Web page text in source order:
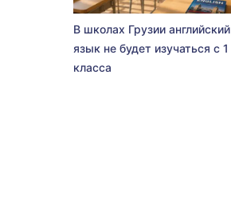
В школах Грузии английский
язык не будет изучаться с 1
класса